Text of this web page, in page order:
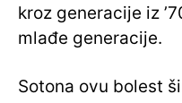
kroz generacije iz
mlađe generacije.
Sotona ovu bolest